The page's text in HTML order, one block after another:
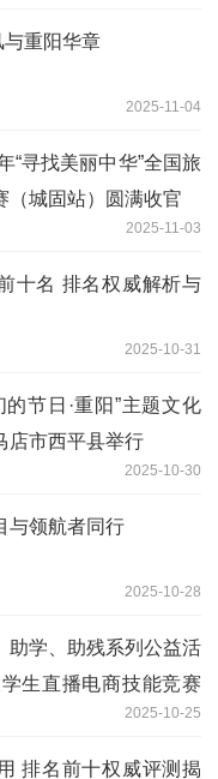
重阳华章
2025-11-04
“寻找美丽中华”全国旅
（城固站）圆满收官
2025-11-03
十名 排名权威解析与
2025-10-31
的节日·重阳”主题文化
店市西平县举行
2025-10-30
与领航者同行
2025-10-28
助学、助残系列公益活
生直播电商技能竞赛
2025-10-25
排名前十权威评测揭